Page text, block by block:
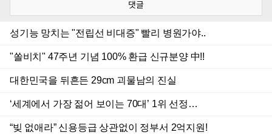
댓글